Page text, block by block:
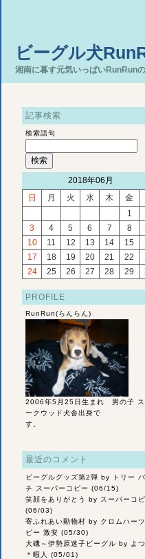
ビーグル犬
湘南に暮す元気いっぱいRunRun
記事検索
検索語句
2018年06月
日
月 火 水 木 金
1
3
4 5 6 7 8
10
11 12 13 14 15
17
18 19 20 21 22
24
25 26 27 28 29
PROFILE
RunRun(らんらん)
2006年5月25日生まれ 男の子 ス
ークウッド犬舎出身で
す。
最近のコメント
ビーグルグッズ第2弾 by トリー
チ スーパーコピー (06/15)
笑顔をありがとう
by スーパーコ
(06/03)
寄ふれあい動物村 by クロムハー
ピー 激安 (05/30)
大磯～伊勢原迷子ビーグル by よ
＊暇人 (05/01)